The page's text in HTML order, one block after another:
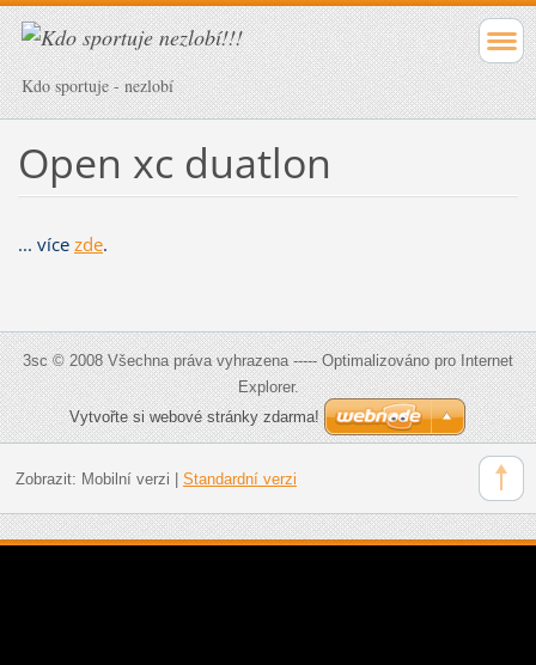
Kdo sportuje - nezlobí
Open xc duatlon
... více zde.
3sc © 2008 Všechna práva vyhrazena ----- Optimalizováno pro Internet
Explorer.
Vytvořte si webové stránky zdarma!
Zobrazit: Mobilní verzi Standardní verzi